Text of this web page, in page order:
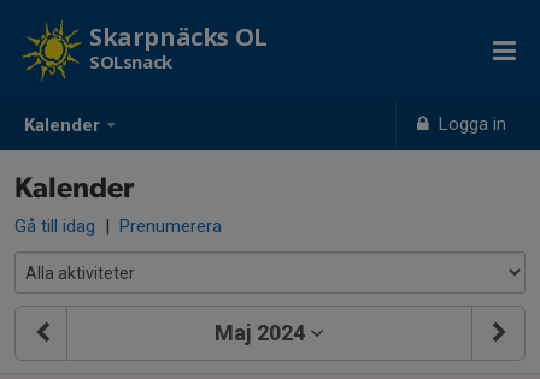
Kalender Logga in
Skarpnäcks OL
SOLsnack
Kalender
Gå till idag | Prenumerera
Maj 2024